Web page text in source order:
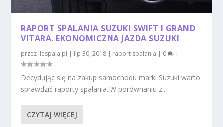
RAPORT SPALANIA SUZUKI SWIFT I GRAND
VITARA. EKONOMICZNA JAZDA SUZUKI
przez ilespala.pl | lip 30, 2018 | raport spalania | 0 |
Decydując się na zakup samochodu marki Suzuki warto
sprawdzić raporty spalania. W porównaniu z...
CZYTAJ WIĘCEJ